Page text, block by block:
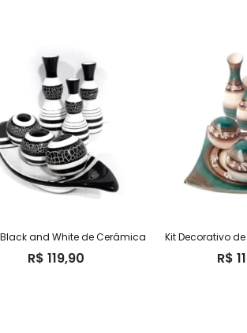
Black and White de Cerâmica
R$ 119,90
Kit Decorativo
R$